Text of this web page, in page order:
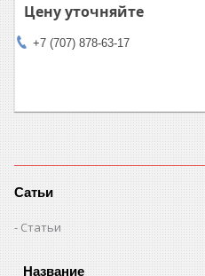
Цену уточняйте
+7 (707) 878-63-17
Сатьи
Статьи